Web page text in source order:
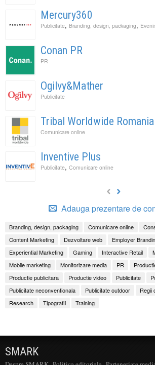
Mercury360
Publicitate, Branding, design, packaging,
Conan PR
PR
Ogilvy&Mather
Publicitate
Tribal Worldwide Romania
Comunicare online
Inventive Plus
Publicitate, Comunicare online
Adauga prezentare de
Branding, design, packaging Comunicare online
Content Marketing
Dezvoltare web Employer
Experiential Marketing
Gaming Interactive Retail
Mobile marketing
Monitorizare media PR
Productie publicitara
Productie video Publicitate
Publicitate neconventionala
Publicitate outdoor
Regii
Research
Tipografii Training
SMARK